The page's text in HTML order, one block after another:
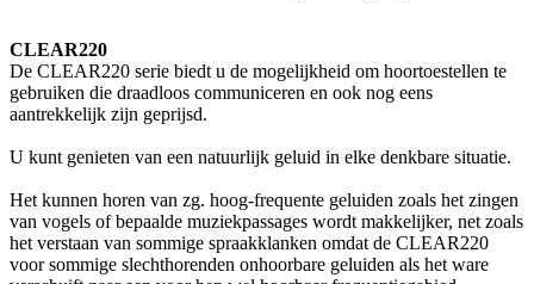
CLEAR220
De CLEAR220 serie biedt u de mogelijkheid om hoortoestellen te
gebruiken die draadloos communiceren en ook nog eens
aantrekkelijk zijn geprijsd.
U kunt genieten van een natuurlijk geluid in elke denkbare situatie.
Het kunnen horen van zg. hoog-frequente geluiden zoals het zingen
van vogels of bepaalde muziekpassages wordt makkelijker, net zoals
het verstaan van sommige spraakklanken omdat de CLEAR220
voor sommige slechthorenden onhoorbare geluiden als het ware